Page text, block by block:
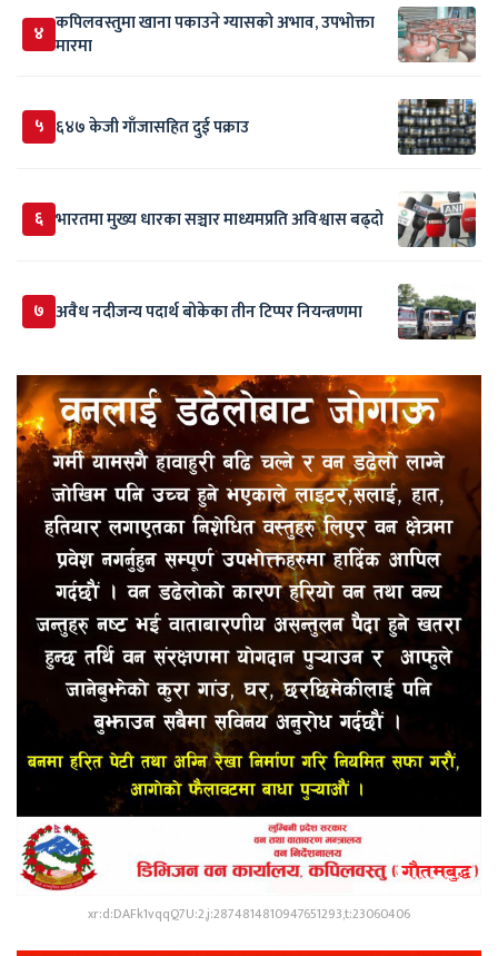
४ कपिलवस्तुमा खाना पकाउने ग्यासको अभाव, उपभोक्ता
मारमा
५ ६४७ केजी गाँजासहित दुई पक्राउ
६ भारतमा मुख्य धारका सञ्चार माध्यमप्रति अविश्वास बढ्दो
७ अवैध नदीजन्य पदार्थ बोकेका तीन टिप्पर नियन्त्रणमा
xr:d:DAFk1vqqQ7U:2,j:2874814810947651293,t:23060406